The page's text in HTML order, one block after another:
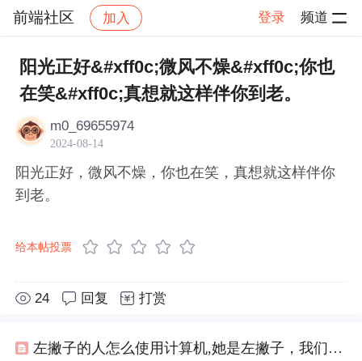
前端社区 加入 登录 频道
社区 前端社区 感慨 帖子详情
阳光正好&#xff0c;微风不燥&#xff0c;你也
在笑&#xff0c;真想就这样伴你到老。
m0_69655974
2024-08-14
阳光正好，微风不燥，你也在笑，真想就这样伴你
到老。
给本帖投票
24 回复 打赏
左撇子的人怎么使用计算机,她是左撇子，我们吃饭都可以手牵手